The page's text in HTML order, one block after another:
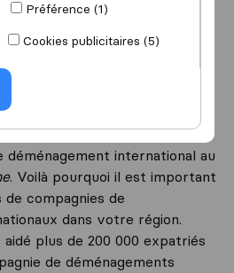
Préférence (1)
Cookies publicitaires (5)
Démarrer
déménagement international au
. Voilà pourquoi il est important
compagnies de
dans votre région.
aidé plus de 200 000 expatriés
de déménagements